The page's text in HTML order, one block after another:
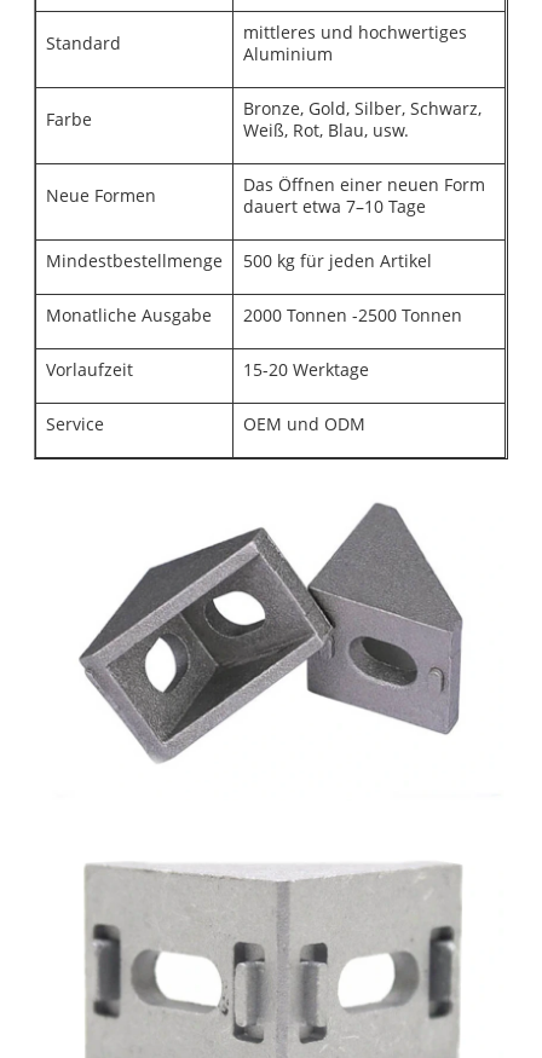
Standard
mittleres und hochwertiges
Aluminium
Farbe
Bronze, Gold, Silber, Schwarz,
Weiß, Rot, Blau, usw.
Neue Formen
Das Öffnen einer neuen Form
dauert etwa 7–10 Tage
Mindestbestellmenge 500 kg für jeden Artikel
Monatliche Ausgabe 2000 Tonnen -2500 Tonnen
Vorlaufzeit 15-20 Werktage
Service OEM und ODM